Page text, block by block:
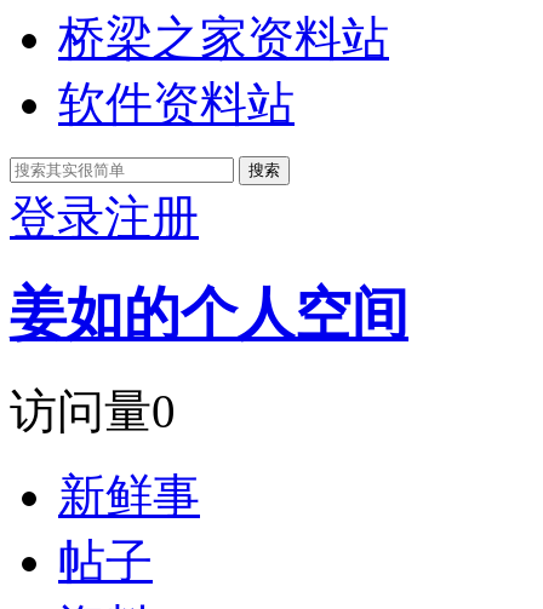
桥梁之家资料站
软件资料站
搜索
登录注册
姜如的个人空间
访问量0
新鲜事
帖子